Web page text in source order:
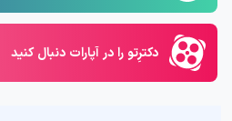
دکترِتو را در آپارات دنبال کنید